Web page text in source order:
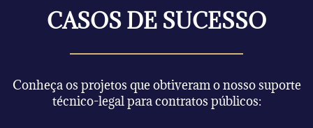
CASOS DE SUCESSO
Conheça os projetos que obtiveram o nosso suporte
técnico-legal para contratos públicos: